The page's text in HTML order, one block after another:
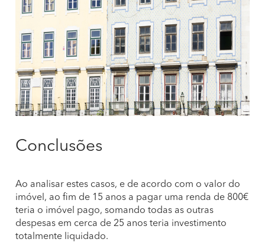
Conclusões
Ao analisar estes casos, e de acordo com o valor do
imóvel, ao fim de 15 anos a pagar uma renda de 800€
teria o imóvel pago, somando todas as outras
despesas em cerca de 25 anos teria investimento
totalmente liquidado.